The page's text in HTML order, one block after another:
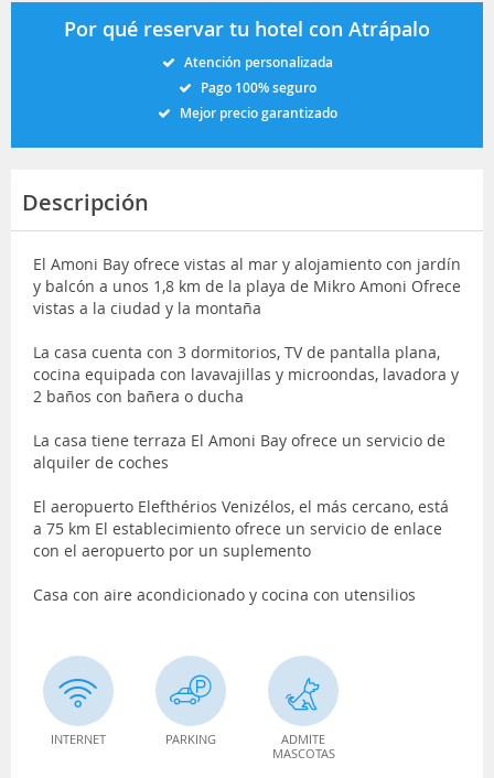
Por qué reservar tu hotel con Atrápalo
Atención personalizada
Pago 100% seguro
Mejor precio garantizado
Descripción
El Amoni Bay ofrece vistas al mar y alojamiento con jardín
y balcón a unos 1,8 km de la playa de Mikro Amoni Ofrece
vistas a la ciudad y la montaña
La casa cuenta con 3 dormitorios, TV de pantalla plana,
cocina equipada con lavavajillas y microondas, lavadora y
2 baños con bañera o ducha
La casa tiene terraza El Amoni Bay ofrece un servicio de
alquiler de coches
El aeropuerto Elefthérios Venizélos, el más cercano, está
a 75 km El establecimiento ofrece un servicio de enlace
con el aeropuerto por un suplemento
Casa con aire acondicionado y cocina con utensilios
INTERNET PARKING
ADMITE
MASCOTAS